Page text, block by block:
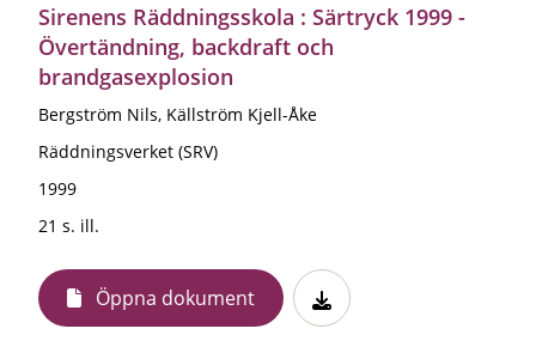
Sirenens Räddningsskola : Särtryck 1999 -
Övertändning, backdraft och
brandgasexplosion
Bergström Nils, Källström Kjell-Åke
Räddningsverket (SRV)
1999
21 s. ill.
Öppna dokument